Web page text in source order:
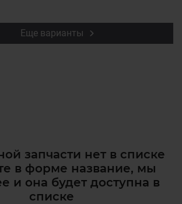
Еще варианты
запчасти нет в списке
в форме название, мы
и она будет доступна в
списке